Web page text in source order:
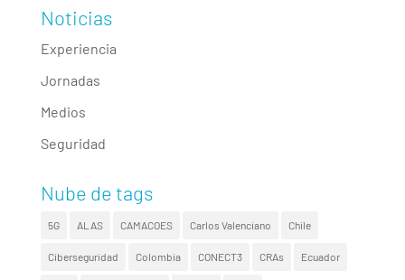
Noticias
Experiencia
Jornadas
Medios
Seguridad
Nube de tags
5G ALAS CAMACOES Carlos Valenciano Chile
Ciberseguridad Colombia CONECT3 CRAs Ecuador